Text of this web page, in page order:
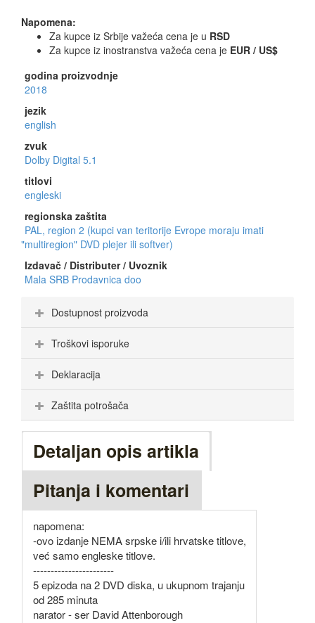
Napomena:
Za kupce iz Srbije važeća cena je u RSD
Za kupce iz inostranstva važeća cena je EUR / US$
godina proizvodnje
2018
jezik
english
zvuk
Dolby Digital 5.1
titlovi
engleski
regionska zaštita
PAL, region 2 (kupci van teritorije Evrope moraju imati
"multiregion" DVD plejer ili softver)
Izdavač / Distributer / Uvoznik
Mala SRB Prodavnica doo
Dostupnost proizvoda
Troškovi isporuke
Deklaracija
Zaštita potrošača
Detaljan opis artikla
Pitanja i komentari
napomena:
-ovo izdanje NEMA srpske i/ili hrvatske titlove,
već samo engleske titlove.
-----------------------
5 epizoda na 2 DVD diska, u ukupnom trajanju
od 285 minuta
narator - ser David Attenborough